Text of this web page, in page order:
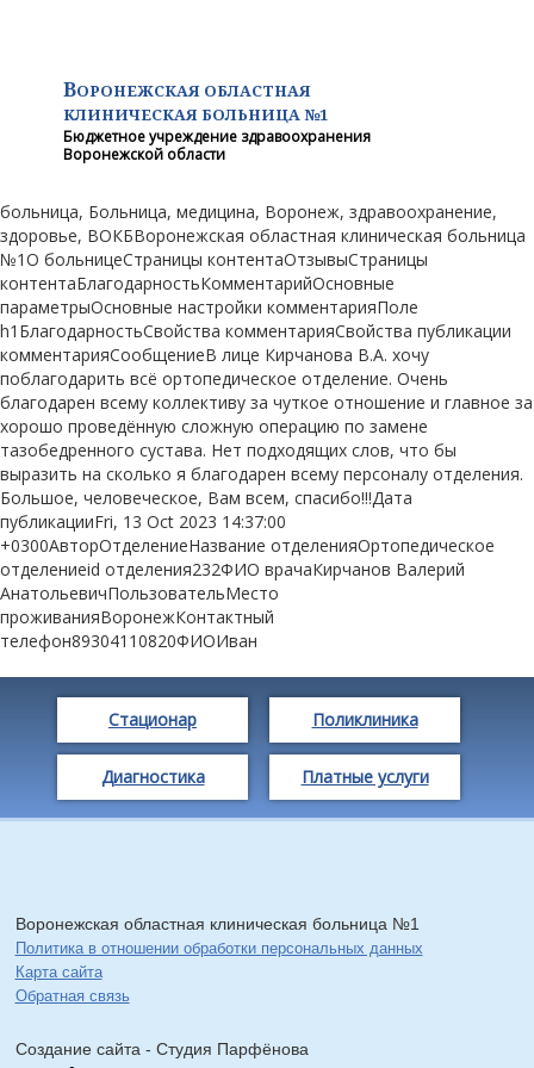
ВОРОНЕЖСКАЯ ОБЛАСТНАЯ
КЛИНИЧЕСКАЯ БОЛЬНИЦА №1
Бюджетное учреждение здравоохранения
Воронежской области
больница, Больница, медицина, Воронеж, здравоохранение,
здоровье, ВОКБВоронежская областная клиническая больница
№1О больницеСтраницы контентаОтзывыСтраницы
контентаБлагодарностьКомментарийОсновные
параметрыОсновные настройки комментарияПоле
h1БлагодарностьСвойства комментарияСвойства публикации
комментарияСообщениеВ лице Кирчанова В.А. хочу
поблагодарить всё ортопедическое отделение. Очень
благодарен всему коллективу за чуткое отношение и главное за
хорошо проведённую сложную операцию по замене
тазобедренного сустава. Нет подходящих слов, что бы
выразить на сколько я благодарен всему персоналу отделения.
Большое, человеческое, Вам всем, спасибо!!!Дата
публикацииFri, 13 Oct 2023 14:37:00
+0300АвторОтделениеНазвание отделенияОртопедическое
отделениеid отделения232ФИО врачаКирчанов Валерий
АнатольевичПользовательМесто
проживанияВоронежКонтактный
телефон89304110820ФИОИван
Стационар Поликлиника
Диагностика Платные услуги
Воронежская областная клиническая больница №1
Политика в отношении обработки персональных данных
Карта сайта
Обратная связь
Создание сайта - Cтудия Парфёнова